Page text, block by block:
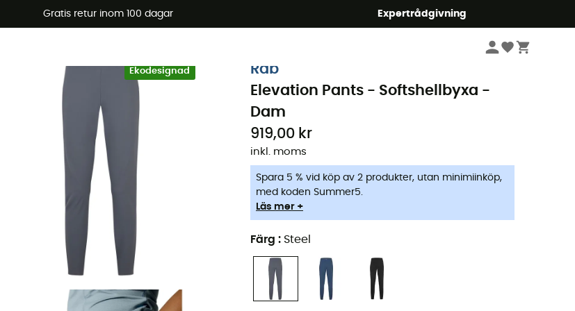
Gratis retur inom 100 dagar Expertrådgivning
🔥 -5 % EXTRA vid köp av 2 produkter* kod Summer5
Ekodesignad
Rab
Elevation Pants - Softshellbyxa -
Dam
919,00 kr
inkl. moms
Spara 5 % vid köp av 2 produkter, utan minimiinköp,
med koden Summer5.
Läs mer +
Färg : Steel